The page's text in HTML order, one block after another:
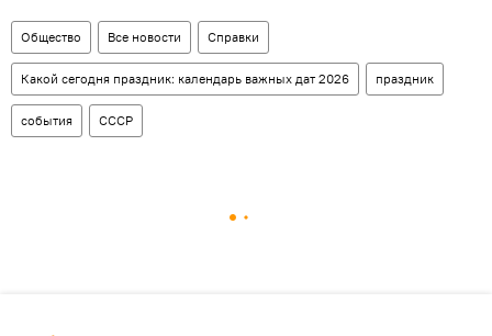
Общество Все новости Справки
Какой сегодня праздник: календарь важных дат 2026 праздник
события СССР